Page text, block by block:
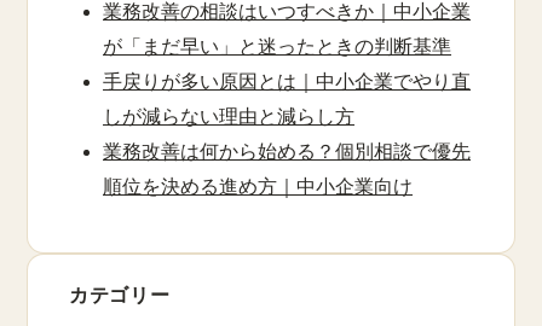
業務改善の相談はいつすべきか｜中小企業
が「まだ早い」と迷ったときの判断基準
手戻りが多い原因とは｜中小企業でやり直
しが減らない理由と減らし方
業務改善は何から始める？個別相談で優先
順位を決める進め方｜中小企業向け
カテゴリー